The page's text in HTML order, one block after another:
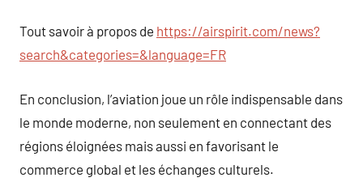
Tout savoir à propos de https://airspirit.com/news?
search&categories=&language=FR
En conclusion, l’aviation joue un rôle indispensable dans
le monde moderne, non seulement en connectant des
régions éloignées mais aussi en favorisant le
commerce global et les échanges culturels.